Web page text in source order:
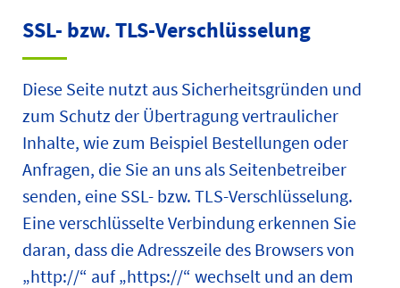
SSL- bzw. TLS-Verschlüsselung
Diese Seite nutzt aus Sicherheitsgründen und
zum Schutz der Übertragung vertraulicher
Inhalte, wie zum Beispiel Bestellungen oder
Anfragen, die Sie an uns als Seitenbetreiber
senden, eine SSL- bzw. TLS-Verschlüsselung.
Eine verschlüsselte Verbindung erkennen Sie
daran, dass die Adresszeile des Browsers von
„http://“ auf „https://“ wechselt und an dem